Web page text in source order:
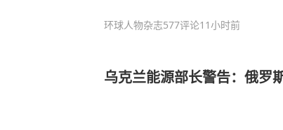
环球人物杂志577评论11小时前
乌克兰能源部长警告：俄罗